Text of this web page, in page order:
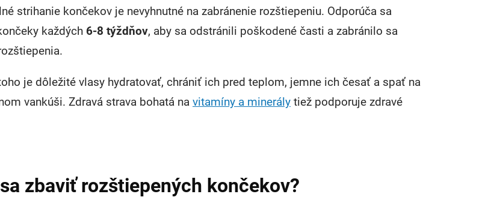
strihanie končekov je nevyhnutné na zabránenie rozštiepeniu. Odporúča sa
každých 6-8 týždňov, aby sa odstránili poškodené časti a zabránilo sa
je dôležité vlasy hydratovať, chrániť ich pred teplom, jemne ich česať a spať na
vankúši. Zdravá strava bohatá na vitamíny a minerály tiež podporuje zdravé
zbaviť rozštiepených končekov?